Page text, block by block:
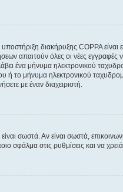
διακήρυξης COPPA είναι
απαιτούν όλες οι νέες εγγραφές
ένα μήνυμα ηλεκτρονικού
ή το μήνυμα ηλεκτρονικού
με έναν διαχειριστή.
σωστά. Αν είναι σωστά,
σφάλμα στις ρυθμίσεις και να